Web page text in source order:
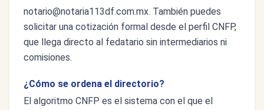
notario@notaria113df.com.mx. También puedes
solicitar una cotización formal desde el perfil CNFP,
que llega directo al fedatario sin intermediarios ni
comisiones.
¿Cómo se ordena el directorio?
El algoritmo CNFP es el sistema con el que el